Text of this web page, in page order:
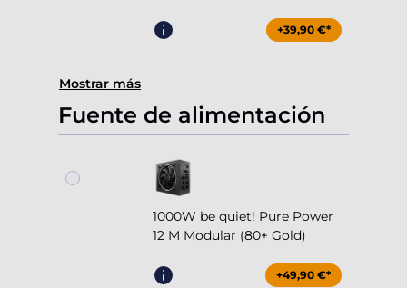
+39,90 €*
Mostrar más
Fuente de alimentación
1000W be quiet! Pure Power
12 M Modular (80+ Gold)
+49,90 €*